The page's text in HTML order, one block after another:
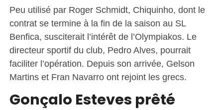
Peu utilisé par Roger Schmidt, Chiquinho, dont le
contrat se termine à la fin de la saison au SL
Benfica, susciterait l’intérêt de l’Olympiakos. Le
directeur sportif du club, Pedro Alves, pourrait
faciliter l’opération. Depuis son arrivée, Gelson
Martins et Fran Navarro ont rejoint les grecs.
Gonçalo Esteves prêté